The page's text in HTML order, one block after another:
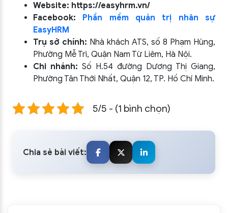
Website: https://easyhrm.vn/
Facebook:
Phần mềm quản trị nhân sự
EasyHRM
Trụ sở chính: Nhà khách ATS, số 8 Phạm Hùng,
Phường Mễ Trì, Quận Nam Từ Liêm, Hà Nội.
Chi nhánh: Số H.54 đường Dương Thị Giang,
Phường Tân Thới Nhất, Quận 12, TP. Hồ Chí Minh.
5/5 - (1 bình chọn)
Chia sẻ bài viết: